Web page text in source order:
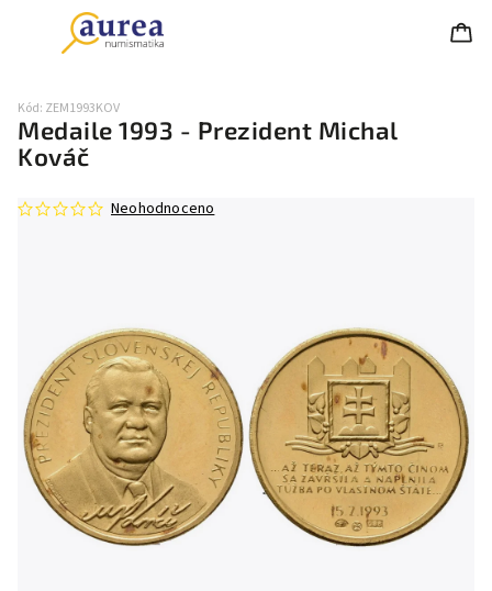
Medaile 1993 - Prezident Michal
Kováč
Kód: ZEM1993KOV
Neohodnoceno